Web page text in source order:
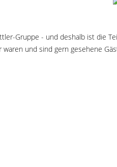
Gruppe - und deshalb ist die
und sind gern gesehene